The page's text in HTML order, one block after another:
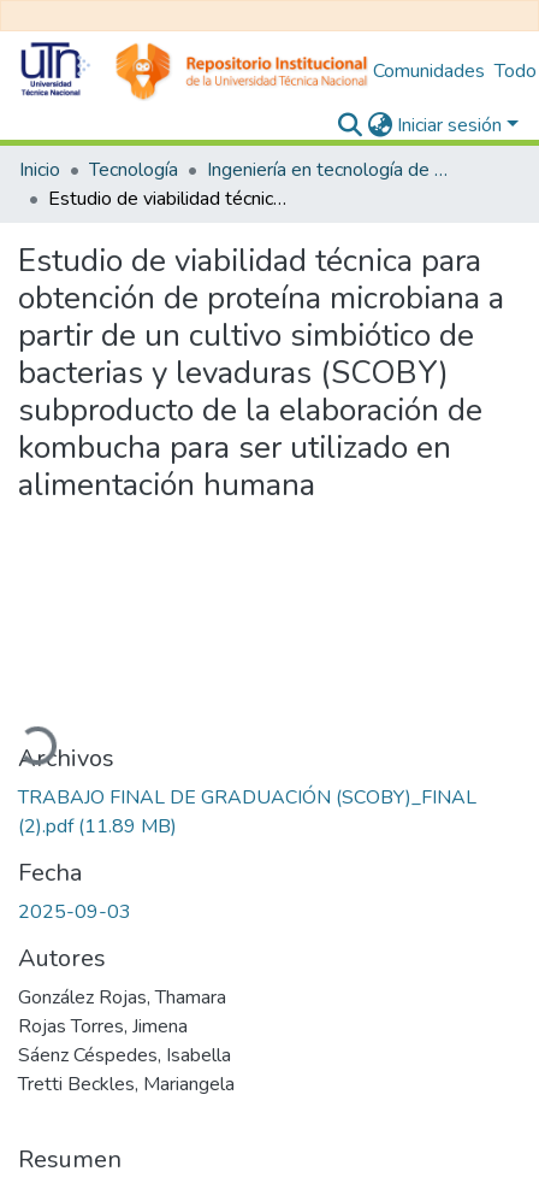
Comunidades
Iniciar sesión
Inicio
Tecnología
Ingeniería en tecnología de alimentos
Estudio de viabilidad técnica para obtención de proteína microbiana a partir de un cultivo simbiótico de bacterias y levaduras (SCOBY) subproducto de la elaboración de kombucha para ser utilizado en alimentación humana
Estudio de viabilidad técnica para
obtención de proteína microbiana a
partir de un cultivo simbiótico de
bacterias y levaduras (SCOBY)
subproducto de la elaboración de
kombucha para ser utilizado en
alimentación humana
Cargando...
Archivos
TRABAJO FINAL DE GRADUACIÓN (SCOBY)_FINAL
(2).pdf(11.89 MB)
Fecha
2025-09-03
Autores
González Rojas, Thamara
Rojas Torres, Jimena
Sáenz Céspedes, Isabella
Tretti Beckles, Mariangela
Resumen